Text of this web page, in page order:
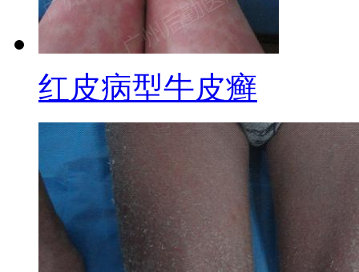
红皮病型牛皮癣